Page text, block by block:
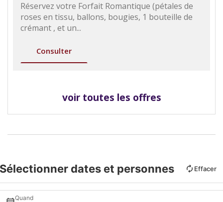
Réservez votre Forfait Romantique (pétales de
roses en tissu, ballons, bougies, 1 bouteille de
crémant , et un...
Consulter
voir toutes les offres
Sélectionner dates et personnes Effacer
Quand